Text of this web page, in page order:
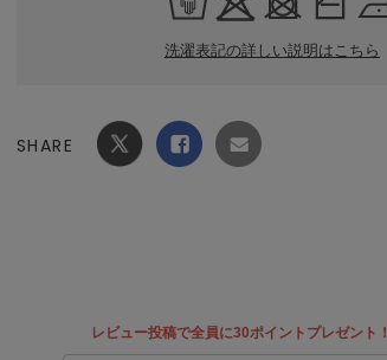
洗濯表記の詳しい説明はこちら
SHARE
レビュー投稿で全員に30ポイントプレゼント！